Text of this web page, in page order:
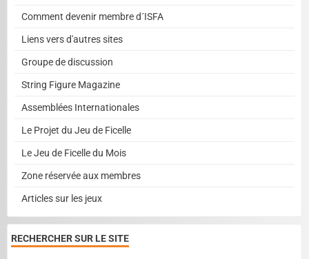
Comment devenir membre d´ISFA
Liens vers d'autres sites
Groupe de discussion
String Figure Magazine
Assemblées Internationales
Le Projet du Jeu de Ficelle
Le Jeu de Ficelle du Mois
Zone réservée aux membres
Articles sur les jeux
RECHERCHER SUR LE SITE